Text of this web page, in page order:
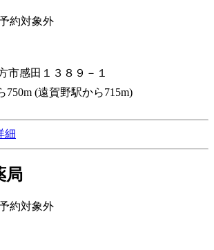
約対象外
市感田１３８９－１
750m (遠賀野駅から715m)
細
局
約対象外